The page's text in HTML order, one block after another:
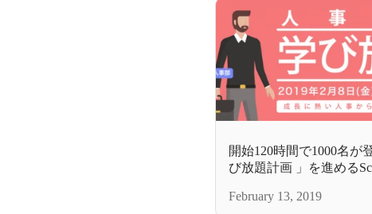
開始120時間で1000名が
び放題計画 」を進める
February 13, 2019